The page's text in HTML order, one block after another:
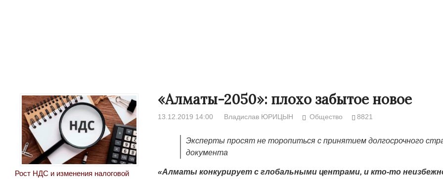
«Алматы-2050»: плохо забытое новое
13.12.2019 14:00 Владислав ЮРИЦЫН Общество 8821
Эксперты просят не торопиться с принятием долгосрочного
документа
«Алматы конкурирует с глобальными центрами, и кто-то
Рост НДС и изменения налоговой